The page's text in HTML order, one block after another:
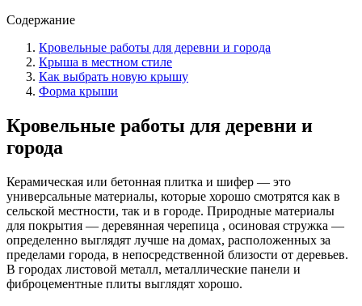
Содержание
Кровельные работы для деревни и города
Крыша в местном стиле
Как выбрать новую крышу
Форма крыши
Кровельные работы для деревни и
города
Керамическая или бетонная плитка и шифер — это
универсальные материалы, которые хорошо смотрятся как в
сельской местности, так и в городе. Природные материалы
для покрытия — деревянная черепица , осиновая стружка —
определенно выглядят лучше на домах, расположенных за
пределами города, в непосредственной близости от деревьев.
В городах листовой металл, металлические панели и
фиброцементные плиты выглядят хорошо.